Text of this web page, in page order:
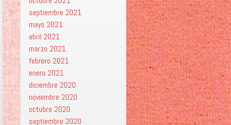
septiembre 2021
mayo 2021
abril 2021
marzo 2021
febrero 2021
enero 2021
diciembre 2020
noviembre 2020
octubre 2020
septiembre 2020